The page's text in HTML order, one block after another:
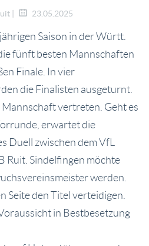
| 23.05.2025
Saison in der Württ.
fünft besten Mannschaften
Finale. In vier
die Finalisten ausgeturnt.
vertreten. Geht es
erwartet die
Duell zwischen dem VfL
Ruit. Sindelfingen möchte
werden.
Seite den Titel verteidigen.
in Bestbesetzung